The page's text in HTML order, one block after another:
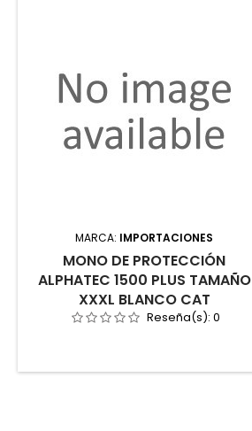
MARCA: IMPORTACIONES
MONO DE PROTECCIÓN
ALPHATEC 1500 PLUS TAMAÑO
XXXL BLANCO CAT
Reseña(s): 0